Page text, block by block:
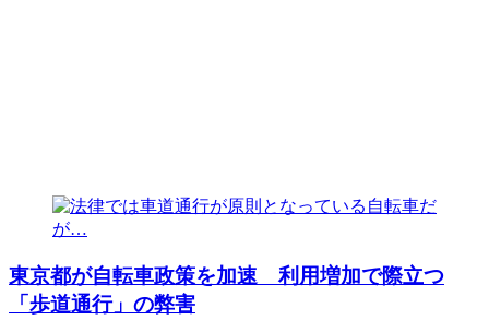
東京都が自転車政策を加速 利用増加で際立つ
「歩道通行」の弊害